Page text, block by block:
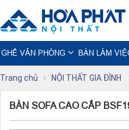
GHẾ VĂN PHÒNG BÀN LÀM
Trang chủ NỘI THẤT GIA ĐÌNH
BÀN SOFA CAO CẤP